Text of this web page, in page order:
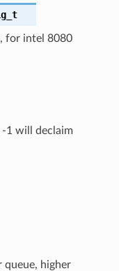
for intel 8080
-1 will declaim
queue, higher